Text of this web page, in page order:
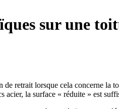
sur une
retrait lorsque cela concerne
acier, la surface « réduite » est